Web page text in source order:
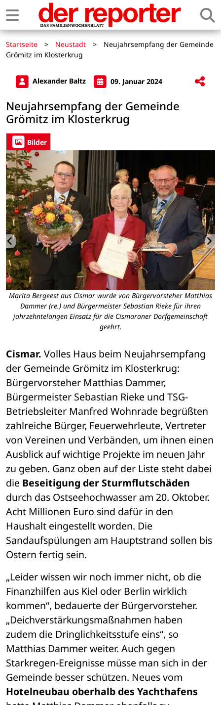
Startseite > Neustadt >
Neujahrsempfang der Gemeinde
Grömitz im Klosterkrug
Alexander Baltz 09. Januar 2024
Neujahrsempfang der Gemeinde
Grömitz im Klosterkrug
Bilder
Marita Bergeest aus Cismar wurde von Bürgervorsteher Matthias
Dammer (re.) und Bürgermeister Sebastian Rieke für ihren
jahrzehntelangen Einsatz für die Cismaraner Dorfgemeinschaft
geehrt.
Cismar. Volles Haus beim Neujahrsempfang
der Gemeinde Grömitz im Klosterkrug:
Bürgervorsteher Matthias Dammer,
Bürgermeister Sebastian Rieke und TSG-
Betriebsleiter Manfred Wohnrade begrüßten
zahlreiche Bürger, Feuerwehrleute, Vertreter
von Vereinen und Verbänden, um ihnen einen
Ausblick auf wichtige Projekte im neuen Jahr
zu geben. Ganz oben auf der Liste steht dabei
die Beseitigung der Sturmflutschäden
durch das Ostseehochwasser am 20. Oktober.
Acht Millionen Euro sind dafür in den
Haushalt eingestellt worden. Die
Sandaufspülungen am Hauptstrand sollen bis
Ostern fertig sein.
„Leider wissen wir noch immer nicht, ob die
Finanzhilfen aus Kiel oder Berlin wirklich
kommen“, bedauerte der Bürgervorsteher.
„Deichverstärkungsmaßnahmen haben
zudem die Dringlichkeitsstufe eins“, so
Matthias Dammer weiter. Auch gegen
Starkregen-Ereignisse müsse man sich in der
Gemeinde besser schützen. Neues vom
Hotelneubau oberhalb des Yachthafens